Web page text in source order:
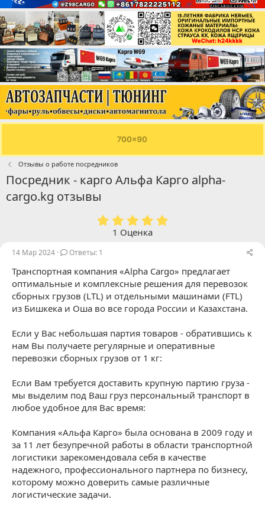
Отзывы о работе посредников
Посредник - карго Альфа Карго alpha-
cargo.kg отзывы
в
ё
з
д
1 Оценка
14 Мар 2024 Ответы: 1
Транспортная компания «Alpha Cargo» предлагает
оптимальные и комплексные решения для перевозок
сборных грузов (LTL) и отдельными машинами (FTL)
из Бишкека и Оша во все города России и Казахстана.
Если у Вас небольшая партия товаров - обратившись к
нам Вы получаете регулярные и оперативные
перевозки сборных грузов от 1 кг:
Если Вам требуется доставить крупную партию груза -
мы выделим под Ваш груз персональный транспорт в
любое удобное для Вас время:
Компания «Альфа Карго» была основана в 2009 году и
за 11 лет безупречной работы в области транспортной
логистики зарекомендовала себя в качестве
надежного, профессионального партнера по бизнесу,
которому можно доверить самые различные
логистические задачи.